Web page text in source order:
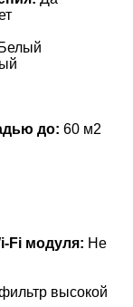
Белый
до: 60 м2
Fi модуля: Не
высокой